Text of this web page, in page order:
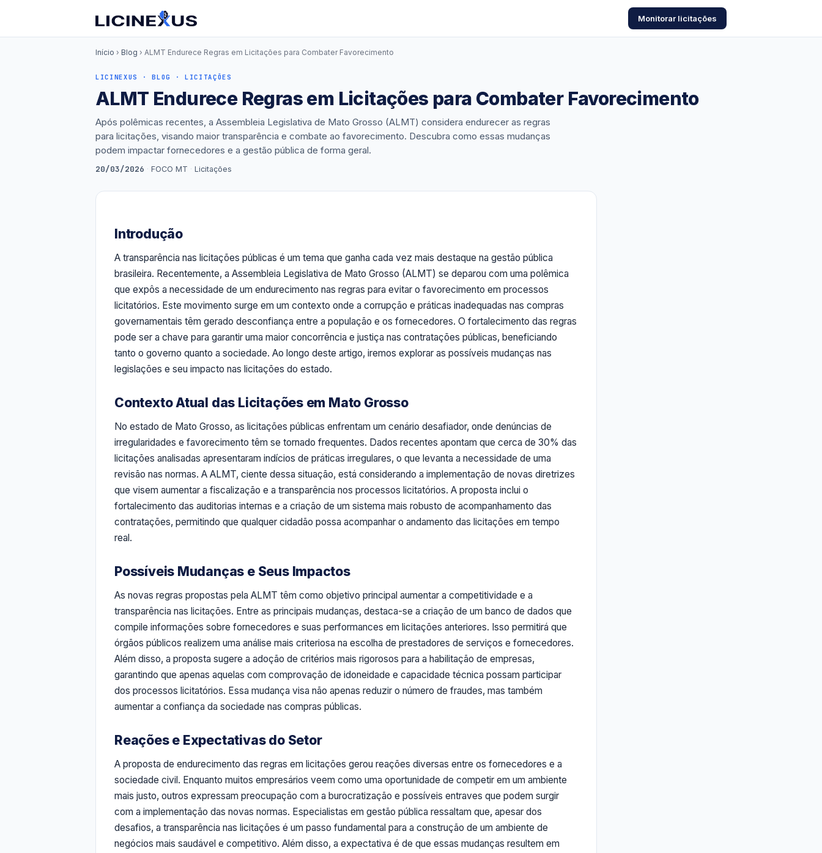
Monitorar licitações
Início › Blog › ALMT Endurece Regras em Licitações para Combater Favorecimento
LICINEXUS · BLOG · LICITAÇÕES
ALMT Endurece Regras em Licitações para Combater Favorecimento
Após polêmicas recentes, a Assembleia Legislativa de Mato Grosso (ALMT) considera endurecer as regras
para licitações, visando maior transparência e combate ao favorecimento. Descubra como essas mudanças
podem impactar fornecedores e a gestão pública de forma geral.
20/03/2026 · FOCO MT · Licitações
Introdução
A transparência nas licitações públicas é um tema que ganha cada vez mais destaque na gestão pública
brasileira. Recentemente, a Assembleia Legislativa de Mato Grosso (ALMT) se deparou com uma polêmica
que expôs a necessidade de um endurecimento nas regras para evitar o favorecimento em processos
licitatórios. Este movimento surge em um contexto onde a corrupção e práticas inadequadas nas compras
governamentais têm gerado desconfiança entre a população e os fornecedores. O fortalecimento das regras
pode ser a chave para garantir uma maior concorrência e justiça nas contratações públicas, beneficiando
tanto o governo quanto a sociedade. Ao longo deste artigo, iremos explorar as possíveis mudanças nas
legislações e seu impacto nas licitações do estado.
Contexto Atual das Licitações em Mato Grosso
No estado de Mato Grosso, as licitações públicas enfrentam um cenário desafiador, onde denúncias de
irregularidades e favorecimento têm se tornado frequentes. Dados recentes apontam que cerca de 30% das
licitações analisadas apresentaram indícios de práticas irregulares, o que levanta a necessidade de uma
revisão nas normas. A ALMT, ciente dessa situação, está considerando a implementação de novas diretrizes
que visem aumentar a fiscalização e a transparência nos processos licitatórios. A proposta inclui o
fortalecimento das auditorias internas e a criação de um sistema mais robusto de acompanhamento das
contratações, permitindo que qualquer cidadão possa acompanhar o andamento das licitações em tempo
real.
Possíveis Mudanças e Seus Impactos
As novas regras propostas pela ALMT têm como objetivo principal aumentar a competitividade e a
transparência nas licitações. Entre as principais mudanças, destaca-se a criação de um banco de dados que
compile informações sobre fornecedores e suas performances em licitações anteriores. Isso permitirá que
órgãos públicos realizem uma análise mais criteriosa na escolha de prestadores de serviços e fornecedores.
Além disso, a proposta sugere a adoção de critérios mais rigorosos para a habilitação de empresas,
garantindo que apenas aquelas com comprovação de idoneidade e capacidade técnica possam participar
dos processos licitatórios. Essa mudança visa não apenas reduzir o número de fraudes, mas também
aumentar a confiança da sociedade nas compras públicas.
Reações e Expectativas do Setor
A proposta de endurecimento das regras em licitações gerou reações diversas entre os fornecedores e a
sociedade civil. Enquanto muitos empresários veem como uma oportunidade de competir em um ambiente
mais justo, outros expressam preocupação com a burocratização e possíveis entraves que podem surgir
com a implementação das novas normas. Especialistas em gestão pública ressaltam que, apesar dos
desafios, a transparência nas licitações é um passo fundamental para a construção de um ambiente de
negócios mais saudável e competitivo. Além disso, a expectativa é de que essas mudanças resultem em